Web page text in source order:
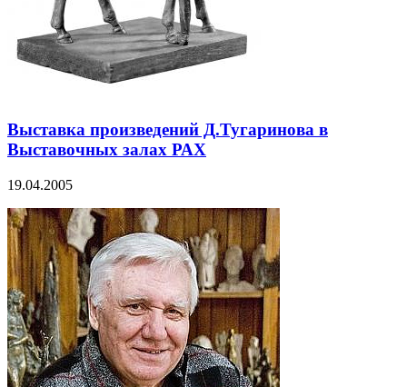
Выставка произведений Д.Тугаринова в
Выставочных залах РАХ
19.04.2005